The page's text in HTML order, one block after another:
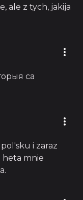
ale z tych, jakija
са
i zaraz
heta mnie